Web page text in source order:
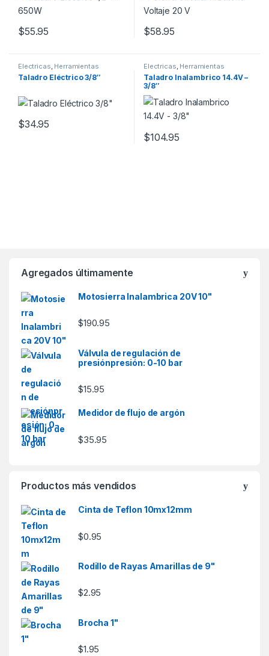
$55.95 $58.95
Electricas, Herramientas
Taladro Eléctrico 3/8″
$34.95
Electricas, Herramientas
Taladro Inalambrico 14.4V –
3/8″
$104.95
Agregados últimamente
Motosierra Inalambrica 20V 10"
$190.95
Válvula de regulación de
presiónpresión: 0-10 bar
$15.95
Medidor de flujo de argón
$35.95
Productos más vendidos
Cinta de Teflon 10mx12mm
$0.95
Rodillo de Rayas Amarillas de 9"
$2.95
Brocha 1"
$1.95